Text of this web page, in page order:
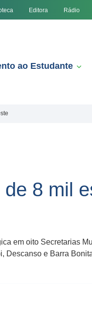
Editora Rádio
ao Estudante
8 mil
em oito Secretarias
Descanso e Barra